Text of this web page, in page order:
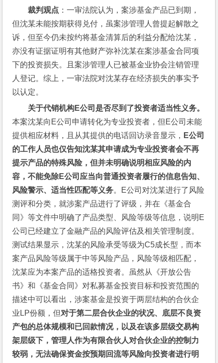
裁判观点 ：一审法院认为，案涉基金产品已到期，
但沈某未能按期获得兑付，虽案涉管理人曾提起解散之
诉，但至今仍未按约将基金清算后的利益分配给沈某，
亦没有证据证明有其他财产弥补沈某在案涉基金合同项
下的投资损失。且案涉管理人已被基金业协会注销管理
人登记。综上，一审法院对沈某存在经济损失的事实予
以认定。
关于代销机构E公司是否尽到了投资者适当性义务。
本案沈某向E公司申请转化为专业投资者，但E公司未能
提供相应材料，且从其提供的电话回访录音显示， E公司
的工作人员也仅告知沈某其申请成为专业投资者会不再
提示产品的特殊风险，但并未明确说明相应风险的内
容，不能免除E公司应当向普通投资者履行的信息告知、
风险警示、适当性匹配等义务。E公司对沈某进行了风险
测评和分类，就涉案产品进行了评级，并在《基金合
同》等文件中明确了产品类型、风险等级等信息，说明E
公司已经建立了金融产品的风险评估及相关管理制度。
测试结果显示，沈某的风险承受等级为C5成长型，而本
案产品风险等级属于中等风险产品，风险等级相匹配，
沈某应为本案产品的适格投资者。虽然从《开放公告
书》和《基金合同》对私募基金投资目标和投资范围的
描述中可以看出，涉案基金是投资于两层结构的合伙企
业LP份额，但对于第二层合伙企业的状况、底层不良资
产包的总体规模和已回款情况，以及在该多层级交易构
架层级下，管理人作为有限合伙人对合伙企业的控制力
较弱，无法确保资金按预期回流等风险向投资者进行明